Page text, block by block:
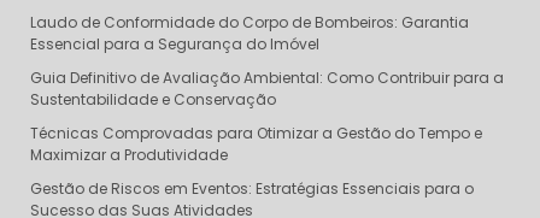
Laudo de Conformidade do Corpo de Bombeiros: Garantia
Essencial para a Segurança do Imóvel
Guia Definitivo de Avaliação Ambiental: Como Contribuir para a
Sustentabilidade e Conservação
Técnicas Comprovadas para Otimizar a Gestão do Tempo e
Maximizar a Produtividade
Gestão de Riscos em Eventos: Estratégias Essenciais para o
Sucesso das Suas Atividades